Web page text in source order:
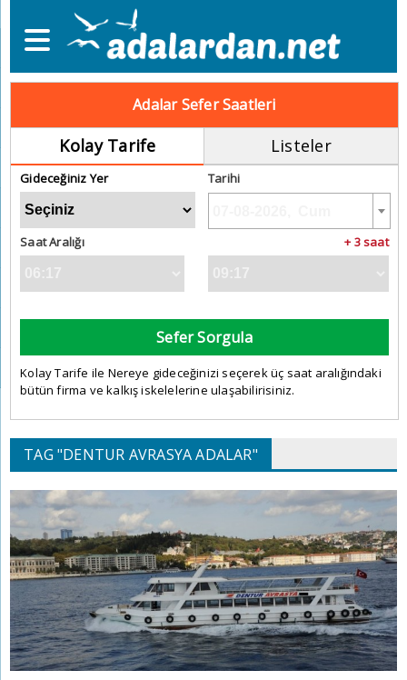
Adalar Sefer Saatleri
Kolay Tarife Listeler
Gideceğiniz Yer Tarihi
Saat Aralığı + 3 saat
Sefer Sorgula
Kolay Tarife ile Nereye gideceğinizi seçerek üç saat aralığındaki
bütün firma ve kalkış iskelelerine ulaşabilirisiniz.
TAG "DENTUR AVRASYA ADALAR"